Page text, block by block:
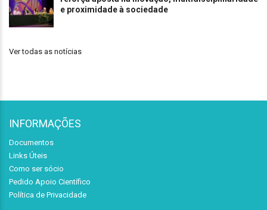
e proximidade à sociedade
Ver todas as notícias
INFORMAÇÕES
Documentos
Links Úteis
Como ser sócio
Pedido Apoio Científico
Política de Privacidade